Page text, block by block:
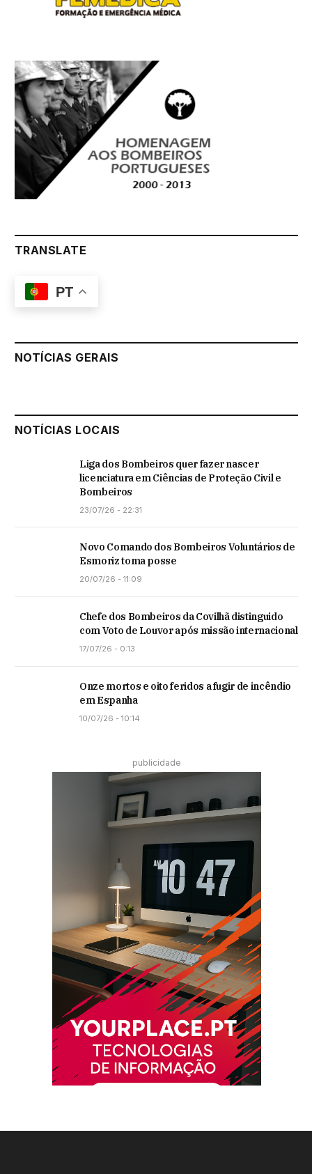
TRANSLATE
PT
NOTÍCIAS GERAIS
NOTÍCIAS LOCAIS
Liga dos Bombeiros quer fazer nascer
licenciatura em Ciências de Proteção Civil e
Bombeiros
23/07/26 - 22:31
Novo Comando dos Bombeiros Voluntários de
Esmoriz toma posse
20/07/26 - 11:09
Chefe dos Bombeiros da Covilhã distinguido
com Voto de Louvor após missão internacional
17/07/26 - 0:13
Onze mortos e oito feridos a fugir de incêndio
em Espanha
10/07/26 - 10:14
publicidade